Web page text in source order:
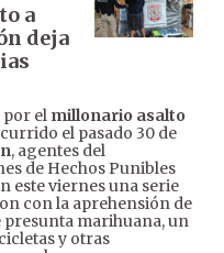
a
deja
por el millonario asalto
el pasado 30 de
, agentes del
de Hechos Punibles
este viernes una serie
con la aprehensión de
presunta marihuana, un
y otras